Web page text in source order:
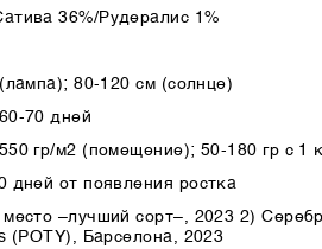
36%/Рудералис 1%
80-120 см (солнце)
70 дней
гр/м2 (помещение); 50-180 гр с 1
дней от появления ростка
–лучший сорт–, 2023 2)
(POTY), Барселона, 2023